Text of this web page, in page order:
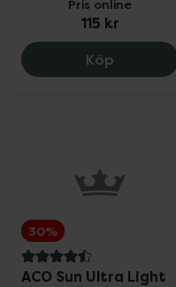
Pris online
115 kr
Köp ACO
30%
4.5 av 5 i omdöme
ACO Sun Ultra Light